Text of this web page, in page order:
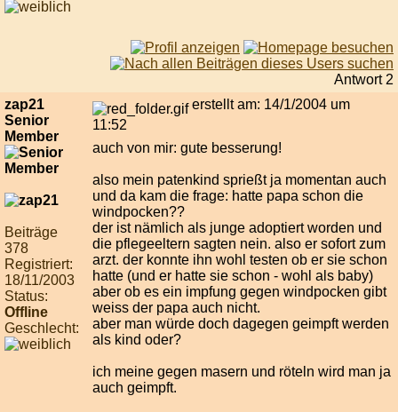
Antwort 2
zap21
Senior
Member
Beiträge
378
Registriert:
18/11/2003
Status:
Offline
Geschlecht:
erstellt am: 14/1/2004 um
11:52
auch von mir: gute besserung!
also mein patenkind sprießt ja momentan auch
und da kam die frage: hatte papa schon die
windpocken??
der ist nämlich als junge adoptiert worden und
die pflegeeltern sagten nein. also er sofort zum
arzt. der konnte ihn wohl testen ob er sie schon
hatte (und er hatte sie schon - wohl als baby)
aber ob es ein impfung gegen windpocken gibt
weiss der papa auch nicht.
aber man würde doch dagegen geimpft werden
als kind oder?
ich meine gegen masern und röteln wird man ja
auch geimpft.